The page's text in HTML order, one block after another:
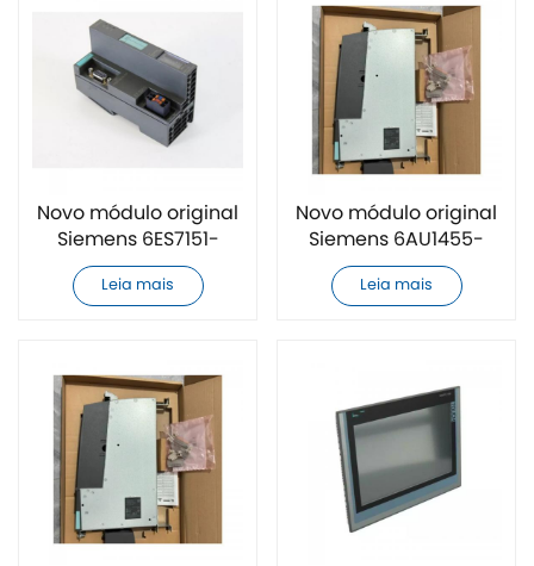
Novo módulo original
Siemens 6ES7151-
1AA05-0AB0
Leia mais
Novo módulo original
Siemens 6AU1455-
2AD00-0AA0
Leia mais